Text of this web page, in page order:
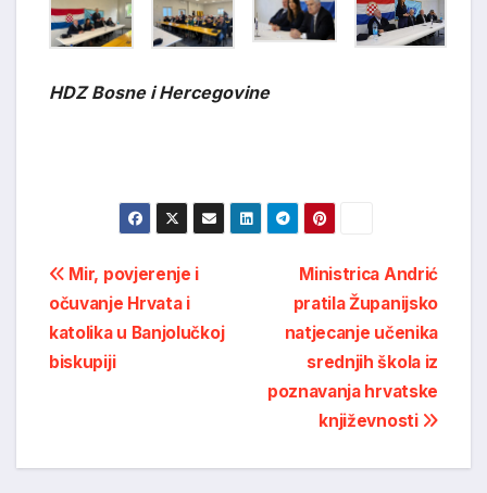
HDZ Bosne i Hercegovine
Post
navigation
Ministrica Andrić
pratila Županijsko
natjecanje učenika
srednjih škola iz
poznavanja hrvatske
književnosti
Mir, povjerenje i
očuvanje Hrvata i
katolika u Banjolučkoj
biskupiji